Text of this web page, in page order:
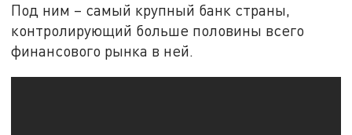
Под ним – самый крупный банк страны,
контролирующий больше половины всего
финансового рынка в ней.